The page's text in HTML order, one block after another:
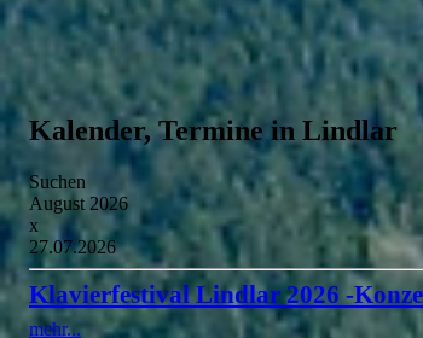
Kalender, Termine in Lindlar
Suchen
August 2026
x
27.07.2026
Klavierfestival Lindlar 2026 -
mehr...